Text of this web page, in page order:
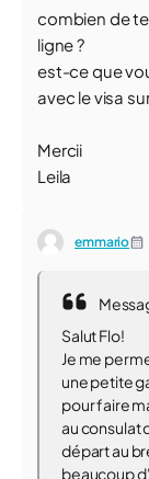
combien de
ligne ?
est-ce que
avec le visa
Mercii
Leila
emmario
Salut Flo!
Je me
une petite
pour faire
au consulat
départ au
beaucoup